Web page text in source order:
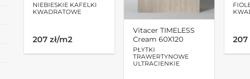
NIEBIESKIE KAFELKI
KWADRATOWE
207 zł/m2
Vitacer TIMELESS
Cream 60X120
PŁYTKI
TRAWERTYNOWE
ULTRACIENKIE
207